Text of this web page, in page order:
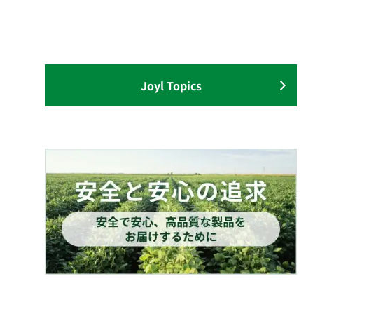
Joyl Topics